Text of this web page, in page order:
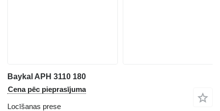
Baykal APH 3110 180
Cena pēc pieprasījuma
Locīšanas prese